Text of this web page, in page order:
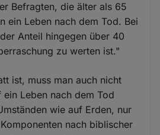
Befragten, die älter als 65
ein Leben nach dem Tod. Bei
Anteil hingegen über 40
zu werten ist."
ist, muss man auch nicht
Leben nach dem Tod
wie auf Erden, nur
nach biblischer